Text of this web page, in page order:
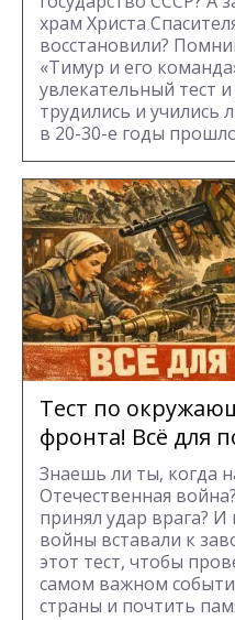
храм Христа
восстановили?
«Тимур и его
увлекательный тест
трудились и
в 20-30-е годы
Тест по
фронта! Всё для
Знаешь ли ты, когда
Отечественная
принял удар врага?
войны вставали к
этот тест, чтобы
самом важном
страны и почтить